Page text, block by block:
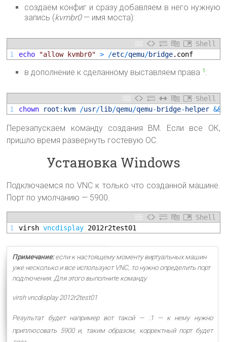
создаем конфиг и сразу добавляем в него нужную
запись (kvmbr0— имя моста):
Shell
1
echo "allow kvmbr0" > /etc/qemu/bridge.conf
в дополнение к сделанному выставляем права 1 :
Shell
1
chown root : kvm /usr/lib/qemu/qemu- bridge- helper &&
Перезапускаем команду создания ВМ. Если все ОК,
пришло время развернуть гостевую ОС.
Установка Windows
Подключаемся по VNC к только что созданной машине.
Порт по умолчанию — 5900.
Shell
1
virsh vncdisplay 2012r2test01
Примечание:если к настоящему моменту виртуальных машин
уже несколько и все используют VNC, то нужно определить порт
подлючения. Для этого выполните команду
virsh vncdisplay 2012r2test01
Результат будет например вот такой — :1 — к нему нужно
приплюсовать 5900 и, таким образом, корректный порт будет